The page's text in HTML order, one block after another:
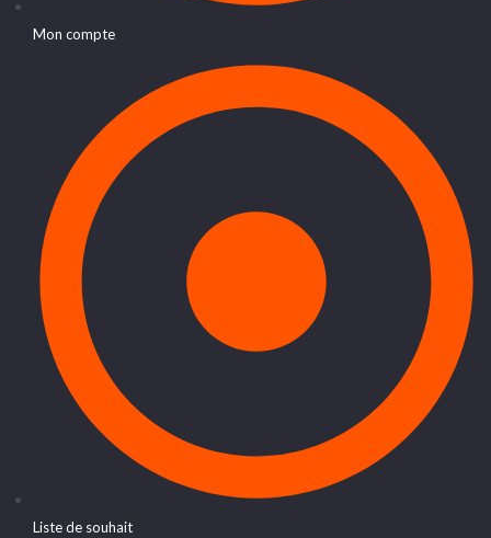
Mon compte
Liste de souhait